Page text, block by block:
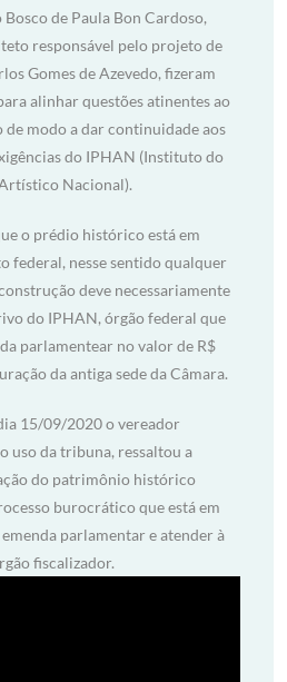
Bosco de Paula Bon Cardoso,
responsável pelo projeto de
Gomes de Azevedo, fizeram
alinhar questões atinentes ao
de modo a dar continuidade aos
do IPHAN (Instituto do
Nacional).
o prédio histórico está em
federal, nesse sentido qualquer
deve necessariamente
do IPHAN, órgão federal que
parlamentear no valor de R$
da antiga sede da Câmara.
15/09/2020 o vereador
uso da tribuna, ressaltou a
do patrimônio histórico
burocrático que está em
parlamentar e atender à
fiscalizador.